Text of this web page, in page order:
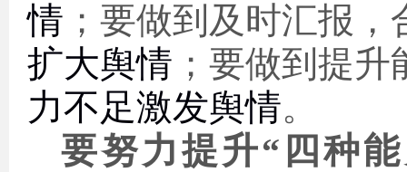
情 ；要做到及时汇报
扩大舆情 ； 要做到提升
力不足激发舆情。
要努力提升“ 四种